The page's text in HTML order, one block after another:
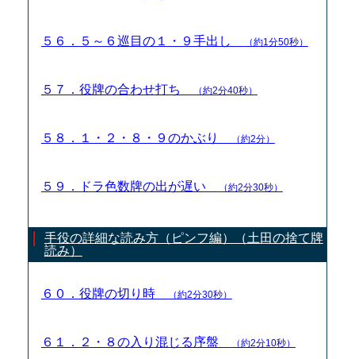
５６．５～６巡目の１・９手出し （約1分50秒）
５７．役牌の合わせ打ち （約2分40秒）
５８．１・２・８・９のかぶり （約2分）
５９．ドラ色数牌の出が遅い （約2分30秒）
手役の詳細な読み方（ピンフ編）（土田の捨て牌
読み）
６０．役牌の切り時 （約2分30秒）
６１．２・８の入り混じる序盤 （約2分10秒）